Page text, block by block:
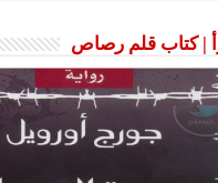
| كتاب قلم رصاص